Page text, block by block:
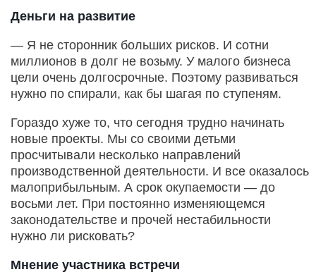
Деньги на развитие
— Я не сторонник больших рисков. И сотни
миллионов в долг не возьму. У малого бизнеса
цели очень долгосрочные. Поэтому развиваться
нужно по спирали, как бы шагая по ступеням.
Гораздо хуже то, что сегодня трудно начинать
новые проекты. Мы со своими детьми
просчитывали несколько направлений
производственной деятельности. И все оказалось
малоприбыльным. А срок окупаемости — до
восьми лет. При постоянно изменяющемся
законодательстве и прочей нестабильности
нужно ли рисковать?
Мнение участника встречи